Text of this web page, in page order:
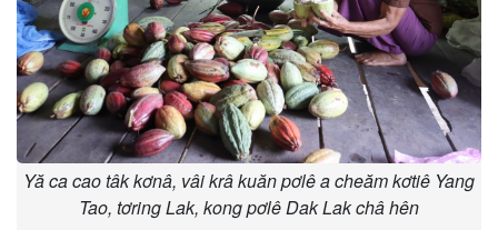
Yă ca cao tâk kơnâ, vâi krâ kuăn pơlê a cheăm kơtiê Yang
Tao, tơring Lak, kong pơlê Dak Lak châ hên